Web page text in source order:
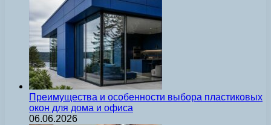
Преимущества и особенности выбора пластиковых
окон для дома и офиса
06.06.2026